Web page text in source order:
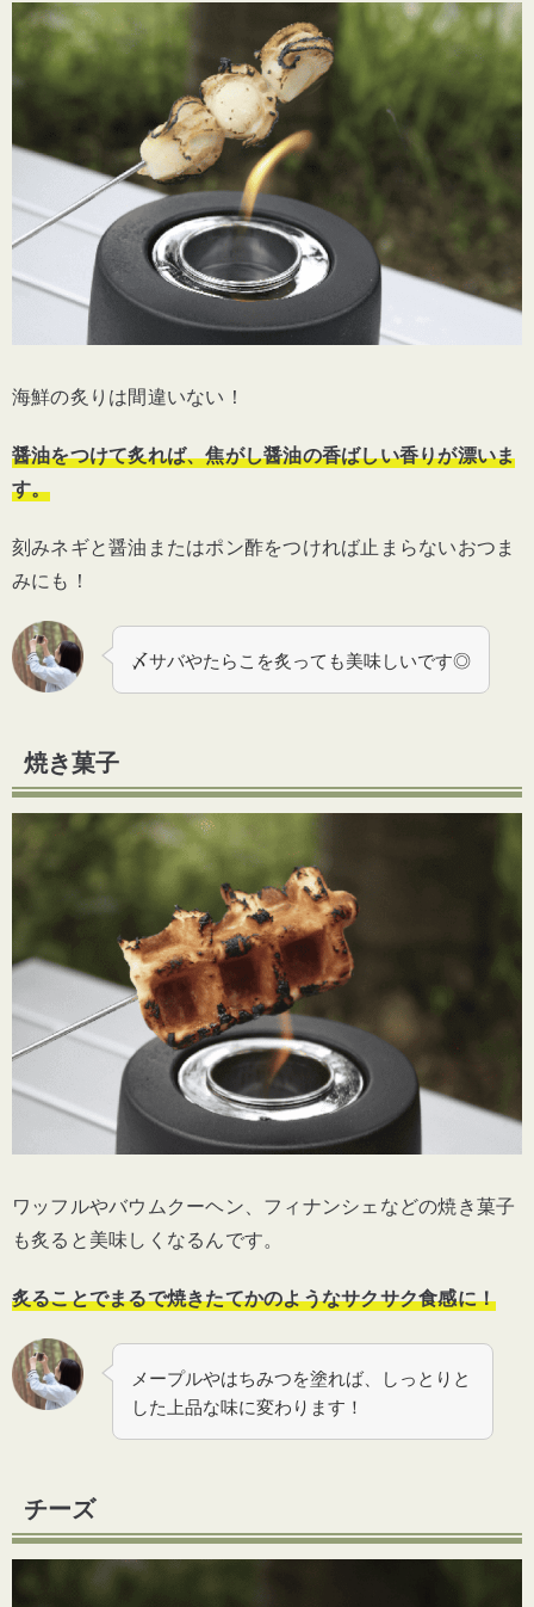
海鮮の炙りは間違いない！
醤油をつけて炙れば、焦がし醤油の香ばしい香りが漂いま
す。
刻みネギと醤油またはポン酢をつければ止まらないおつま
みにも！
〆サバやたらこを炙っても美味しいです◎
焼き菓子
ワッフルやバウムクーヘン、フィナンシェなどの焼き菓子
も炙ると美味しくなるんです。
炙ることでまるで焼きたてかのようなサクサク食感に！
メープルやはちみつを塗れば、しっとりと
した上品な味に変わります！
チーズ